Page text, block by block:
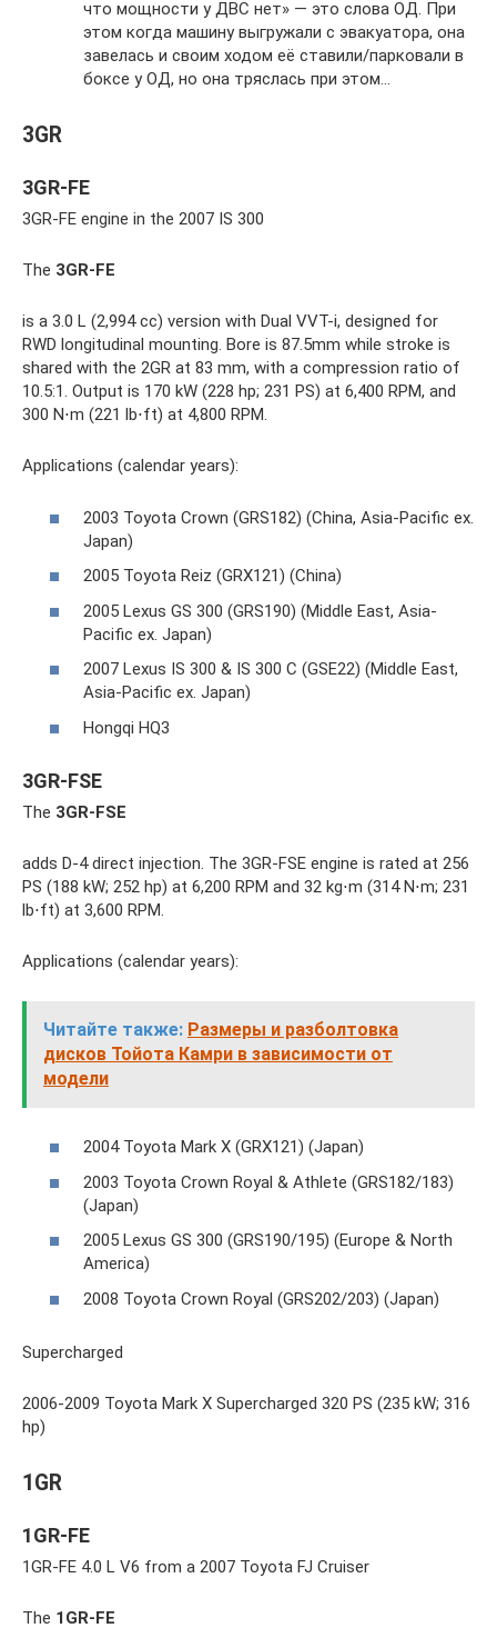
что мощности у ДВС нет» — это слова ОД. При
этом когда машину выгружали с эвакуатора, она
завелась и своим ходом её ставили/парковали в
боксе у ОД, но она тряслась при этом…
3GR
3GR-FE
3GR-FE engine in the 2007 IS 300
The 3GR-FE
is a 3.0 L (2,994 cc) version with Dual VVT-i, designed for
RWD longitudinal mounting. Bore is 87.5mm while stroke is
shared with the 2GR at 83 mm, with a compression ratio of
10.5:1. Output is 170 kW (228 hp; 231 PS) at 6,400 RPM, and
300 N⋅m (221 lb⋅ft) at 4,800 RPM.
Applications (calendar years):
2003 Toyota Crown (GRS182) (China, Asia-Pacific ex.
Japan)
2005 Toyota Reiz (GRX121) (China)
2005 Lexus GS 300 (GRS190) (Middle East, Asia-
Pacific ex. Japan)
2007 Lexus IS 300 & IS 300 C (GSE22) (Middle East,
Asia-Pacific ex. Japan)
Hongqi HQ3
3GR-FSE
The 3GR-FSE
adds D-4 direct injection. The 3GR-FSE engine is rated at 256
PS (188 kW; 252 hp) at 6,200 RPM and 32 kg⋅m (314 N⋅m; 231
lb⋅ft) at 3,600 RPM.
Applications (calendar years):
Читайте также: Размеры и разболтовка
дисков Тойота Камри в зависимости от
модели
2004 Toyota Mark X (GRX121) (Japan)
2003 Toyota Crown Royal & Athlete (GRS182/183)
(Japan)
2005 Lexus GS 300 (GRS190/195) (Europe & North
America)
2008 Toyota Crown Royal (GRS202/203) (Japan)
Supercharged
2006-2009 Toyota Mark X Supercharged 320 PS (235 kW; 316
hp)
1GR
1GR-FE
1GR-FE 4.0 L V6 from a 2007 Toyota FJ Cruiser
The 1GR-FE